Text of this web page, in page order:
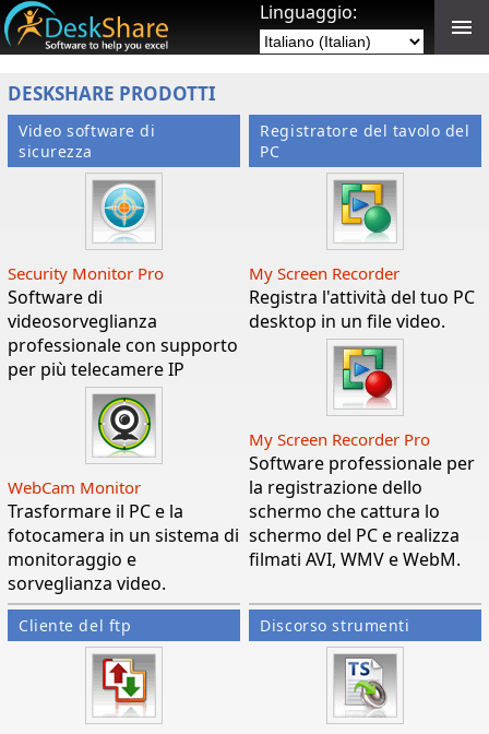
Linguaggio:
DESKSHARE PRODOTTI
Video software di
sicurezza
Security Monitor Pro
Software di
videosorveglianza
professionale con supporto
per più telecamere IP
WebCam Monitor
Trasformare il PC e la
fotocamera in un sistema di
monitoraggio e
sorveglianza video.
Registratore del tavolo del
PC
My Screen Recorder
Registra l'attività del tuo PC
desktop in un file video.
My Screen Recorder Pro
Software professionale per
la registrazione dello
schermo che cattura lo
schermo del PC e realizza
filmati AVI, WMV e WebM.
Cliente del ftp Discorso strumenti